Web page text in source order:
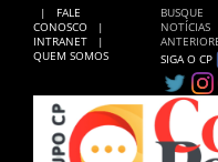
|
FALE
CONOSCO
|
INTRANET
|
QUEM SOMOS
BUSQUE
NOTÍCIAS
SIGA O CP